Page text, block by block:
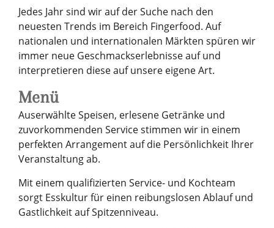
Jedes Jahr sind wir auf der Suche nach den
neuesten Trends im Bereich Fingerfood. Auf
nationalen und internationalen Märkten spüren wir
immer neue Geschmackserlebnisse auf und
interpretieren diese auf unsere eigene Art.
Menü
Auserwählte Speisen, erlesene Getränke und
zuvorkommenden Service stimmen wir in einem
perfekten Arrangement auf die Persönlichkeit Ihrer
Veranstaltung ab.
Mit einem qualifizierten Service- und Kochteam
sorgt Esskultur für einen reibungslosen Ablauf und
Gastlichkeit auf Spitzenniveau.